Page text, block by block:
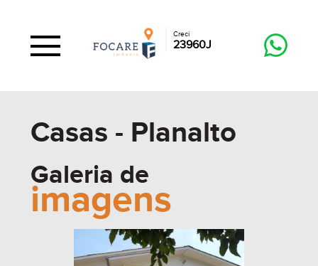
Creci
23960J
Casas - Planalto
Galeria de
imagens